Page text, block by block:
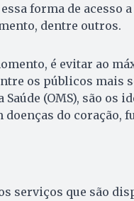
forma de acesso
dentre outros.
é evitar ao
os públicos mais
(OMS), são os
doenças do coração,
serviços que são